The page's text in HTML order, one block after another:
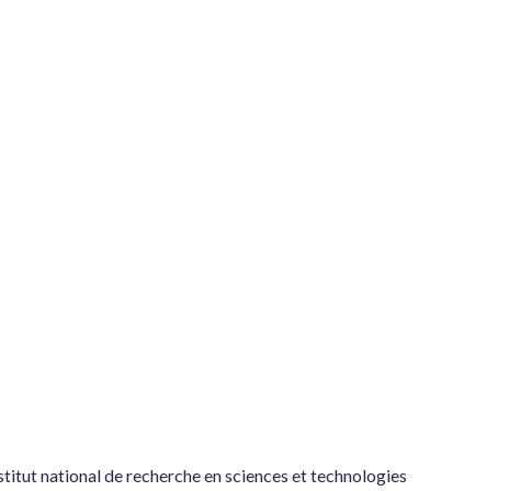
national de recherche en sciences et technologies